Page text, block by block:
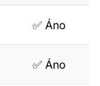
✅ Áno
✅ Áno